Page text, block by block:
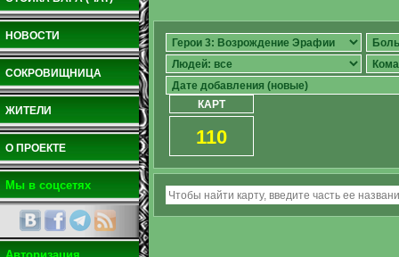
НОВОСТИ
СОКРОВИЩНИЦА
ЖИТЕЛИ
О ПРОЕКТЕ
Мы в соцсетях
КАРТ
110